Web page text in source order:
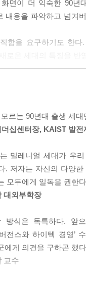
인 자아실현의 충족
가지로 적자생존의 경
를 추구하며 살아간
다.
대상이 다르고 그 의미
것보다 자신들의 충성
부족한 상태로, 이는
으로 입사를 하게 되는
의 90년대 출생자는
에는 긍정적이지만 참
들어 쓸데없이 아는 체
와 어느 정도 관계있는
면이 더 익숙한 90년
내용을 파악하고 넘겨
함을 요구하기도 한
구나 기성세대가 된다
90년대생은 일과 삶의
무원을 선호하는 한
하며 생존을 위해 각자
경험에 비추어 생각
이 더 이상 판단의 근
의 용어를 지양하고 10
아니라 이제는 2000
서 곧 기성세대가 될
은 이야기하고 있다.
르는 90년대 출생 세
십센터장, KAIST 발전
밀레니얼 세대가 우
. 저자는 자신의 다양
모두에게 일독을 권한
대외부학장
방식은 독특하다. 앞
전스와 하이텍 경영
에게 의견을 구하곤 했
교수